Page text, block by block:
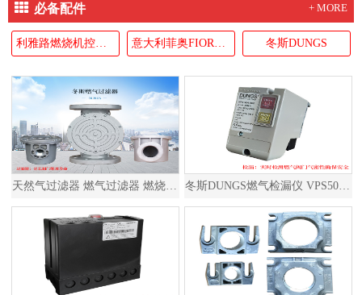
必备配件 + MORE
冬斯DUNGS